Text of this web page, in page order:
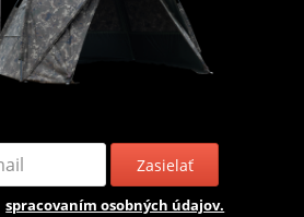
Zasielať
spracovaním osobných údajov.